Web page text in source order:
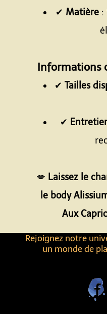
Rejoignez notre
un monde de
✔ Matière :
Informations
✔ Tailles
✔
💋 Laissez le
le body
Aux